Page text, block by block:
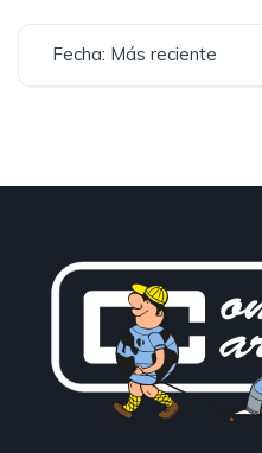
Fecha: Más reciente